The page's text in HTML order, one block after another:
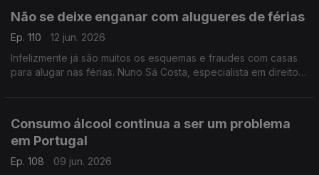
Não se deixe enganar com alugueres de férias
Ep. 110
12 jun. 2026
Infelizmente já são muitos os esquemas e fraudes com casas
para alugar nas férias. Nuno Sá Costa, especialista em direito
Consumo álcool continua a ser um problema
em Portugal
Ep. 108
09 jun. 2026